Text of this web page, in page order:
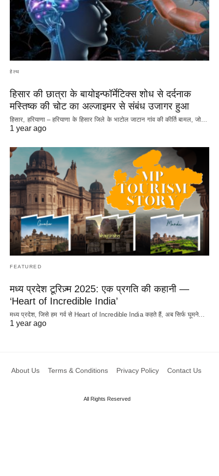
हेल्थ
हिसार की छात्रा के बायोइन्फॉर्मेटिक्स शोध से दर्दनाक
मस्तिष्क की चोट का अल्जाइमर से संबंध उजागर हुआ
हिसार, हरियाणा – हरियाणा के हिसार जिले के भाटोल जाटान गांव की कीर्ति बामल, जो…
1 year ago
FEATURED
मध्य प्रदेश टूरिज़्म 2025: एक प्रगति की कहानी —
‘Heart of Incredible India’
मध्य प्रदेश, जिसे हम गर्व से Heart of Incredible India कहते हैं, अब सिर्फ घूमने…
1 year ago
About Us Terms & Conditions Privacy Policy Contact Us
All Rights Reserved